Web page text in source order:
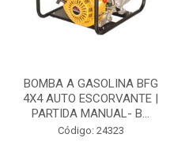
BOMBA A GASOLINA BFG
4X4 AUTO ESCORVANTE |
PARTIDA MANUAL- B...
Código: 24323